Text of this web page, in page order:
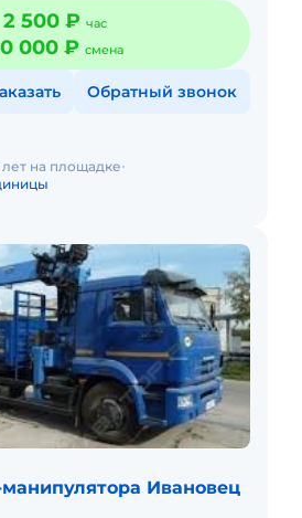
2 500 ₽ час
000 ₽ смена
Обратный звонок
лет на площадке
Ивановец